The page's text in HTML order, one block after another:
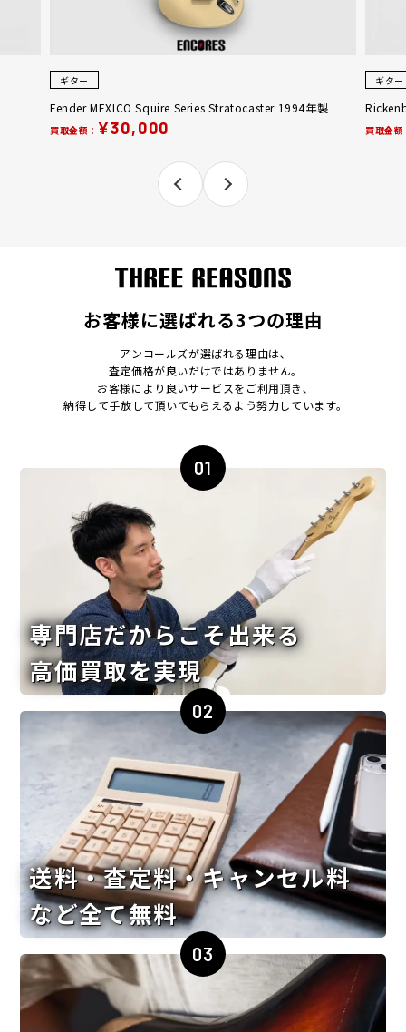
ギター
Fender MEXICO Squire Series Stratocaster 1994年製
買取金額： ¥30,000
ギター
買取金額
お客様に選ばれる3つの理由
アンコールズが選ばれる理由は､
査定価格が良いだけではありません｡
お客様により良いサービスをご利用頂き､
納得して手放して頂いてもらえるよう努力しています｡
01
専門店だからこそ出来る
高価買取を実現
02
送料・査定料・キャンセル料
など全て無料
03